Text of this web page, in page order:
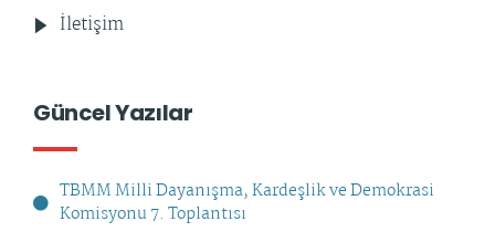
İletişim
Güncel Yazılar
TBMM Milli Dayanışma, Kardeşlik ve Demokrasi
Komisyonu 7. Toplantısı